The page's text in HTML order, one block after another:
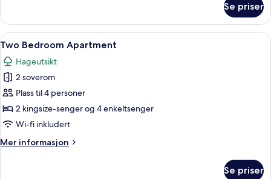
Lodge
Se priser
Åpne
alle
bildene
av
Two
Bedroom
Apartment
Two Bedroom Apartment |
7
Two Bedroom Apartment
Hageutsikt
2 soverom
Plass til 4 personer
2 kingsize-senger og 4 enkeltsenger
Wi-fi inkludert
Mer informasjon
Mer
Se priser